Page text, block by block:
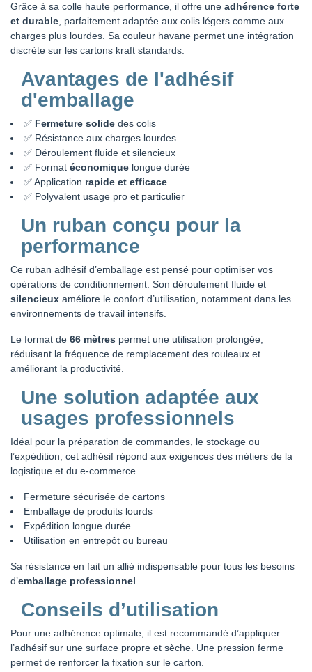
Grâce à sa colle haute performance, il offre une adhérence forte
et durable , parfaitement adaptée aux colis légers comme aux
charges plus lourdes. Sa couleur havane permet une intégration
discrète sur les cartons kraft standards.
Avantages de l'adhésif
d'emballage
✅ Fermeture solide des colis
✅ Résistance aux charges lourdes
✅ Déroulement fluide et silencieux
✅ Format économique longue durée
✅ Application rapide et efficace
✅ Polyvalent usage pro et particulier
Un ruban conçu pour la
performance
Ce ruban adhésif d’emballage est pensé pour optimiser vos
opérations de conditionnement. Son déroulement fluide et
silencieux améliore le confort d’utilisation, notamment dans les
environnements de travail intensifs.
Le format de 66 mètres permet une utilisation prolongée,
réduisant la fréquence de remplacement des rouleaux et
améliorant la productivité.
Une solution adaptée aux
usages professionnels
Idéal pour la préparation de commandes, le stockage ou
l’expédition, cet adhésif répond aux exigences des métiers de la
logistique et du e-commerce.
Fermeture sécurisée de cartons
Emballage de produits lourds
Expédition longue durée
Utilisation en entrepôt ou bureau
Sa résistance en fait un allié indispensable pour tous les besoins
d’emballage professionnel
Conseils d’utilisation
Pour une adhérence optimale, il est recommandé d’appliquer
l’adhésif sur une surface propre et sèche. Une pression ferme
permet de renforcer la fixation sur le carton.